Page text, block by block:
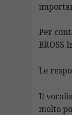
Per
BROSS
Le
Il
molto